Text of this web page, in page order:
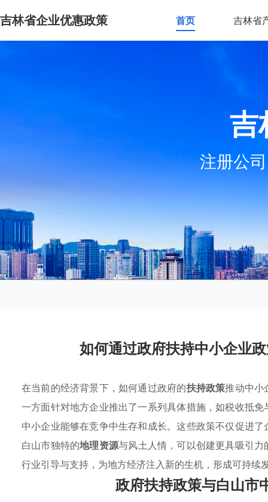
吉林省企业优惠政策 首页 吉林省
吉
注册公
如何通过政府扶持中小企业
在当前的经济背景下，如何通过政府的扶持政策推动中小
一方面针对地方企业推出了一系列具体措施，如税收抵
中小企业能够在竞争中生存和成长。这些政策不仅促进
白山市独特的地理资源与风土人情，可以创建更具吸引
行业引导与支持，为地方经济注入新的生机，形成可持续
政府扶持政策与白山市